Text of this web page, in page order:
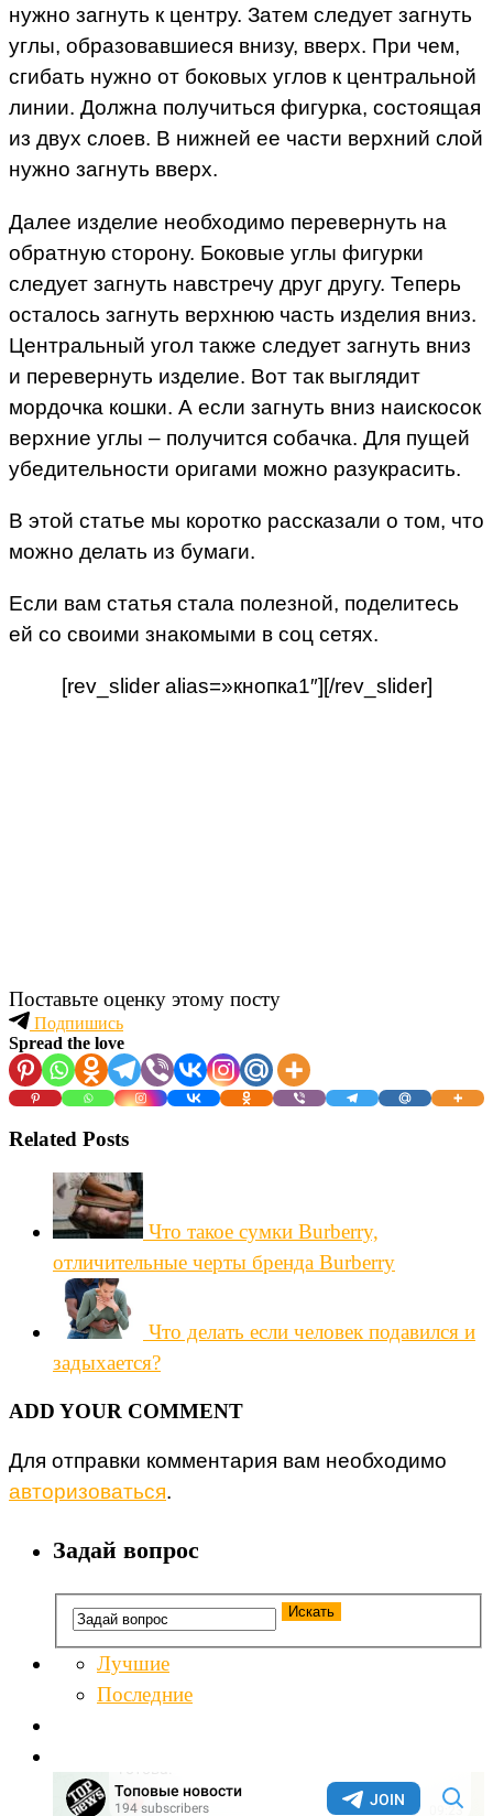
нужно загнуть к центру. Затем следует загнуть
углы, образовавшиеся внизу, вверх. При чем,
сгибать нужно от боковых углов к центральной
линии. Должна получиться фигурка, состоящая
из двух слоев. В нижней ее части верхний слой
нужно загнуть вверх.
Далее изделие необходимо перевернуть на
обратную сторону. Боковые углы фигурки
следует загнуть навстречу друг другу. Теперь
осталось загнуть верхнюю часть изделия вниз.
Центральный угол также следует загнуть вниз
и перевернуть изделие. Вот так выглядит
мордочка кошки. А если загнуть вниз наискосок
верхние углы – получится собачка. Для пущей
убедительности оригами можно разукрасить.
В этой статье мы коротко рассказали о том, что
можно делать из бумаги.
Если вам статья стала полезной, поделитесь
ей со своими знакомыми в соц сетях.
[rev_slider alias=»кнопка1″][/rev_slider]
Поставьте оценку этому посту
Подпишись
Spread the love
Related Posts
Что такое сумки Burberry,
отличительные черты бренда Burberry
Что делать если человек подавился и
задыхается?
ADD YOUR COMMENT
Для отправки комментария вам необходимо
авторизоваться.
Задай вопрос
Лучшие
Последние